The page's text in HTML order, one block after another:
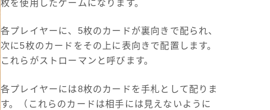
枚を使用したゲームになります。
各プレイヤーに、5枚のカードが裏向きで配られ、
次に5枚のカードをその上に表向きで配置します。
これらがストローマンと呼びます。
各プレイヤーには8枚のカードを手札として配りま
す。（これらのカードは相手には見えないように